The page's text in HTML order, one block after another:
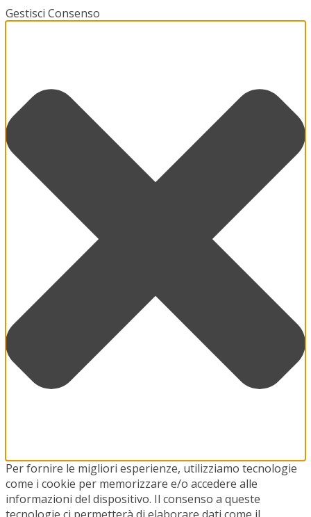
Gestisci Consenso
Per fornire le migliori esperienze, utilizziamo tecnologie
come i cookie per memorizzare e/o accedere alle
informazioni del dispositivo. Il consenso a queste